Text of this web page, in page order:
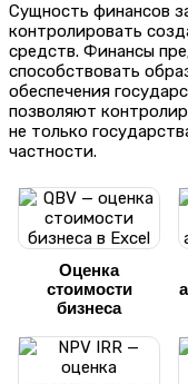
Сущность финансов
контролировать
средств. Финансы
способствовать
обеспечения
позволяют
не только
частности.
Оценка
стоимости
бизнеса